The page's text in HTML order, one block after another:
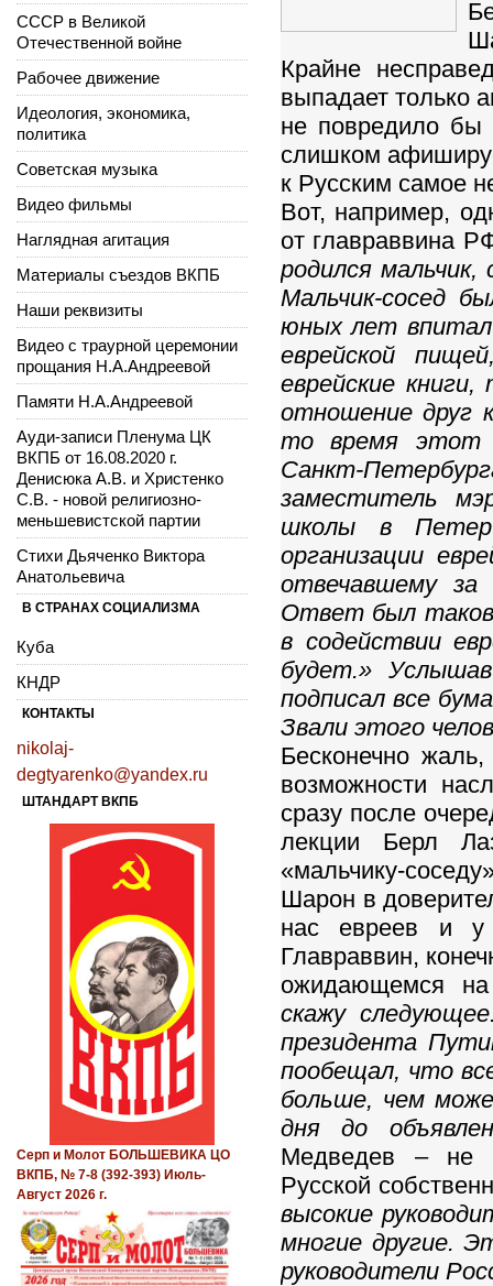
Крайне
выпадает только
не повредило бы
слишком
к Русским самое
Вот, например,
от главраввина
родился мальчик,
Мальчик-сосед
юных лет впитал
еврейской
еврейские
отношение друг
то время этот
Санкт-
заместитель
школы в
организации
отвечавшему
Ответ был
в содействии
будет.»
подписал все
Звали этого
Бесконечно
возможности
сразу после
лекции Берл
«мальчику-
Шарон в
нас евреев и у
Главраввин,
ожидающемся
скажу
президента
пообещал, что
больше, чем
дня до
Медведев – не
Русской
высокие
многие другие.
руководители
СССР в Великой
Отечественной войне
Рабочее движение
Идеология, экономика,
политика
Советская музыка
Видео фильмы
Наглядная агитация
Материалы съездов ВКПБ
Наши реквизиты
Видео с траурной церемонии
прощания Н.А.Андреевой
Памяти Н.А.Андреевой
Ауди-записи Пленума ЦК
ВКПБ от 16.08.2020 г.
Денисюка А.В. и Христенко
С.В. - новой религиозно-
меньшевистской партии
Стихи Дьяченко Виктора
Анатольевича
В СТРАНАХ СОЦИАЛИЗМА
Куба
КНДР
КОНТАКТЫ
nikolaj-
degtyarenko@yandex.ru
ШТАНДАРТ ВКПБ
Серп и Молот БОЛЬШЕВИКА ЦО
ВКПБ, № 7-8 (392-393) Июль-
Август 2026 г.